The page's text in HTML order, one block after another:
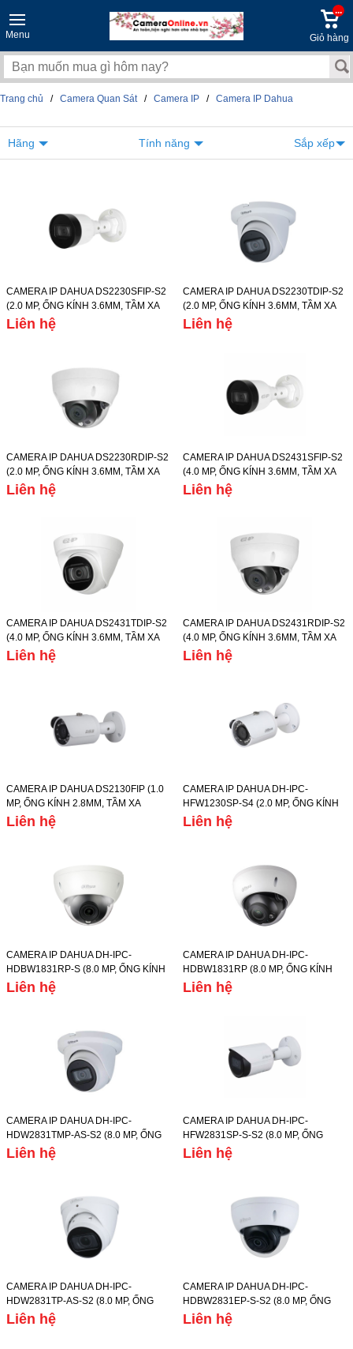
Menu
...
Giỏ hàng
Trang chủ / Camera Quan Sát / Camera IP / Camera IP Dahua
Hãng Tính năng Sắp xếp
CAMERA IP DAHUA DS2230SFIP-S2
(2.0 MP, ỐNG KÍNH 3.6MM, TẦM XA
HỒNG NGOẠI 30M, CHẾ ĐỘ NGÀY/
ĐÊM, IP67)
Liên hệ
CAMERA IP DAHUA DS2230TDIP-S2
(2.0 MP, ỐNG KÍNH 3.6MM, TẦM XA
HỒNG NGOẠI 30M, CHẾ ĐỘ NGÀY/
ĐÊM, IP67)
Liên hệ
CAMERA IP DAHUA DS2230RDIP-S2
(2.0 MP, ỐNG KÍNH 3.6MM, TẦM XA
HỒNG NGOẠI 30M, CHẾ ĐỘ NGÀY/
ĐÊM, IP67)
Liên hệ
CAMERA IP DAHUA DS2431SFIP-S2
(4.0 MP, ỐNG KÍNH 3.6MM, TẦM XA
HỒNG NGOẠI 30M, CHẾ ĐỘ NGÀY/
ĐÊM, IP67)
Liên hệ
CAMERA IP DAHUA DS2431TDIP-S2
(4.0 MP, ỐNG KÍNH 3.6MM, TẦM XA
HỒNG NGOẠI 30M, CHẾ ĐỘ NGÀY/
ĐÊM, IP67)
Liên hệ
CAMERA IP DAHUA DS2431RDIP-S2
(4.0 MP, ỐNG KÍNH 3.6MM, TẦM XA
HỒNG NGOẠI 30M, CHẾ ĐỘ NGÀY/
ĐÊM, IP67)
Liên hệ
CAMERA IP DAHUA DS2130FIP (1.0
MP, ỐNG KÍNH 2.8MM, TẦM XA
HỒNG NGOẠI 30M, CHẾ ĐỘ NGÀY/
ĐÊM, IP67)
Liên hệ
CAMERA IP DAHUA DH-IPC-
HFW1230SP-S4 (2.0 MP, ỐNG KÍNH
3.6MM, TẦM XA HỒNG NGOẠI 30M,
CHẾ ĐỘ NGÀY/ĐÊM, IP67)
Liên hệ
CAMERA IP DAHUA DH-IPC-
HDBW1831RP-S (8.0 MP, ỐNG KÍNH
2.8MM, TẦM XA HỒNG NGOẠI 30M,
CHẾ ĐỘ NGÀY/ĐÊM, IP67)
Liên hệ
CAMERA IP DAHUA DH-IPC-
HDBW1831RP (8.0 MP, ỐNG KÍNH
2.8MM, TẦM XA HỒNG NGOẠI 30M,
CHẾ ĐỘ NGÀY/ĐÊM, IP67)
Liên hệ
CAMERA IP DAHUA DH-IPC-
HDW2831TMP-AS-S2 (8.0 MP, ỐNG
KÍNH 3.6MM, TẦM XA HỒNG NGOẠI
30M, CHẾ ĐỘ NGÀY/ĐÊM, IP67)
Liên hệ
CAMERA IP DAHUA DH-IPC-
HFW2831SP-S-S2 (8.0 MP, ỐNG
KÍNH 3.6MM, TẦM XA HỒNG NGOẠI
30M, CHẾ ĐỘ NGÀY/ĐÊM, IP67)
Liên hệ
CAMERA IP DAHUA DH-IPC-
HDW2831TP-AS-S2 (8.0 MP, ỐNG
KÍNH 3.6MM, TẦM XA HỒNG NGOẠI
30M, CHẾ ĐỘ NGÀY/ĐÊM, IP67)
Liên hệ
CAMERA IP DAHUA DH-IPC-
HDBW2831EP-S-S2 (8.0 MP, ỐNG
KÍNH 3.6MM, TẦM XA HỒNG NGOẠI
30M, CHẾ ĐỘ NGÀY/ĐÊM, IP67)
Liên hệ